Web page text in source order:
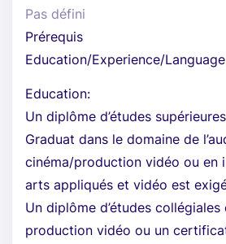
Pas défini
Prérequis
Education/Experience/
Education:
Un diplôme d’études
Graduat dans le domaine de
cinéma/production vidéo ou en
arts appliqués et vidéo est
Un diplôme d’études
production vidéo ou un